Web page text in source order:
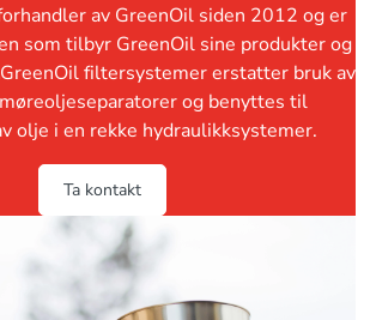
av GreenOil siden 2012 og er
som tilbyr GreenOil sine produkter og
filtersystemer erstatter bruk av
og benyttes til
olje i en rekke hydraulikksystemer.
Ta kontakt